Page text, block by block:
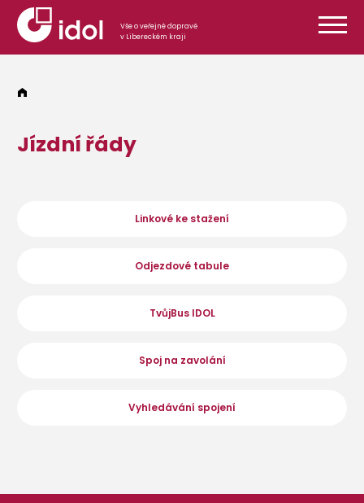
Přeskočit na obsah
Vše o veřejné dopravě
v Libereckém kraji
Jízdní řády
Linkové ke stažení
Odjezdové tabule
TvůjBus IDOL
Spoj na zavolání
Vyhledávání spojení